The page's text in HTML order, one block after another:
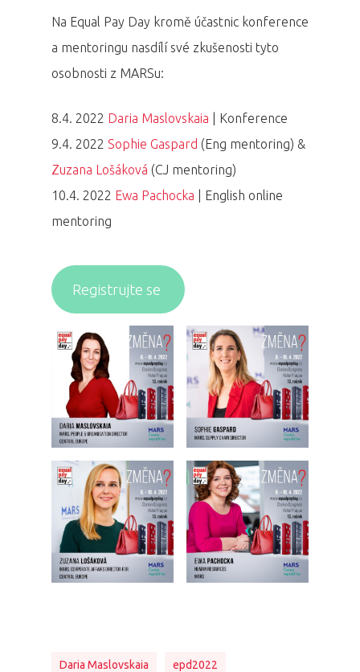
Na Equal Pay Day kromě účastnic konference
a mentoringu nasdílí své zkušenosti tyto
osobnosti z MARSu:
8.4. 2022 Daria Maslovskaia | Konference
9.4. 2022 Sophie Gaspard (Eng mentoring) &
Zuzana Lošáková (CJ mentoring)
10.4. 2022 Ewa Pachocka | English online
mentoring
Registrujte se
Daria Maslovskaia epd2022